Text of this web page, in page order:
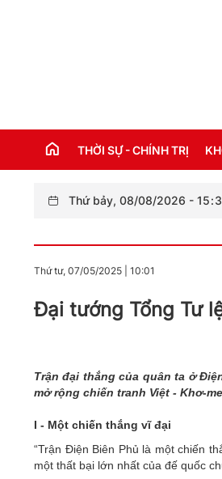
THỜI SỰ - CHÍNH TRỊ
LỜI BÁC HỒ DẠY NGÀY
05/6/2021)
CHÀO MỪNG KỶ NIỆM 75
TRUYỀN THỐNG LỰC
QUÂN KHU 4 (15/10/1945
Thứ bảy, 08/08/2026 - 15:
Thứ tư, 07/05/2025 10:01
Đại tướng Tổng Tư
Trận đại thắng của quân ta ở
mở rộng chiến tranh Việt - Khơ-
I - Một chiến thắng vĩ đại
“Trận Điện Biên Phủ là một chiến
một thất bại lớn nhất của đế quốc